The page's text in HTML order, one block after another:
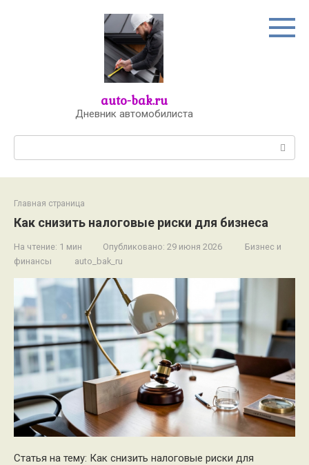
auto-bak.ru
Дневник автомобилиста
Главная страница
Как снизить налоговые риски для бизнеса
На чтение: 1 мин Опубликовано: 29 июня 2026
Бизнес и
финансы
auto_bak_ru
Статья на тему: Как снизить налоговые риски для